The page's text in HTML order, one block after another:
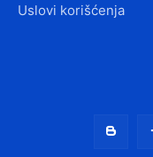
Uslovi korišćenja